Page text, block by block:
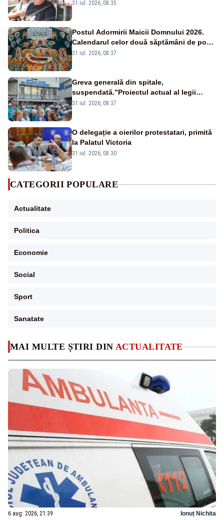
MAI MULTE ȘTIRI DIN ACTUALITATE
6 aug. 2026, 21:39 Ionuț Nichita
iar românii plătesc nota de plată
31 iul. 2026, 08:35
Postul Adormirii Maicii Domnului 2026.
Calendarul celor două săptămâni de post
și zilele cu dezlegare la pește
31 iul. 2026, 08:37
Greva generală din spitale,
suspendată.”Proiectul actual al legii
salarizării nu mai există pentru noi”
31 iul. 2026, 08:37
O delegație a oierilor protestatari, primită
la Palatul Victoria
31 iul. 2026, 08:30
CATEGORII POPULARE
Actualitate
Politica
Economie
Social
Sport
Sanatate